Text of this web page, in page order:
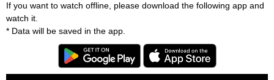
If you want to watch offline, please download the following app and
watch it.
* Data will be saved in the app.